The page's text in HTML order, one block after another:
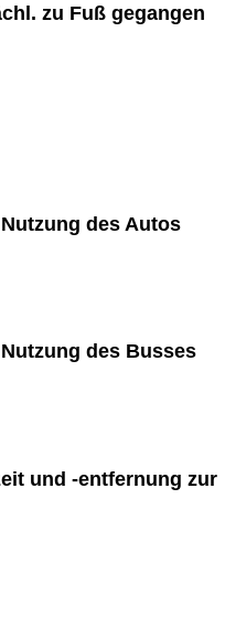
zu Fuß gegangen
des Autos
des Busses
und -entfernung zur